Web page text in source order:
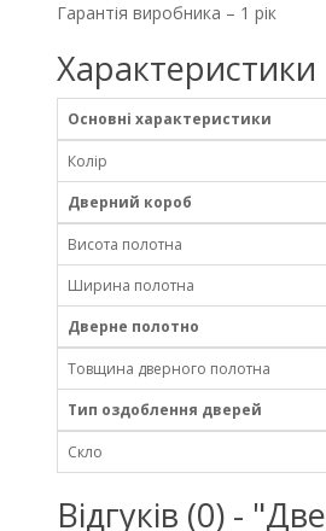
Гарантія виробника – 1 рік
Характеристики
Основні характеристики
Колір
Дверний короб
Висота полотна
Ширина полотна
Дверне полотно
Товщина дверного полотна
Тип оздоблення дверей
Скло
Відгуків (0) -